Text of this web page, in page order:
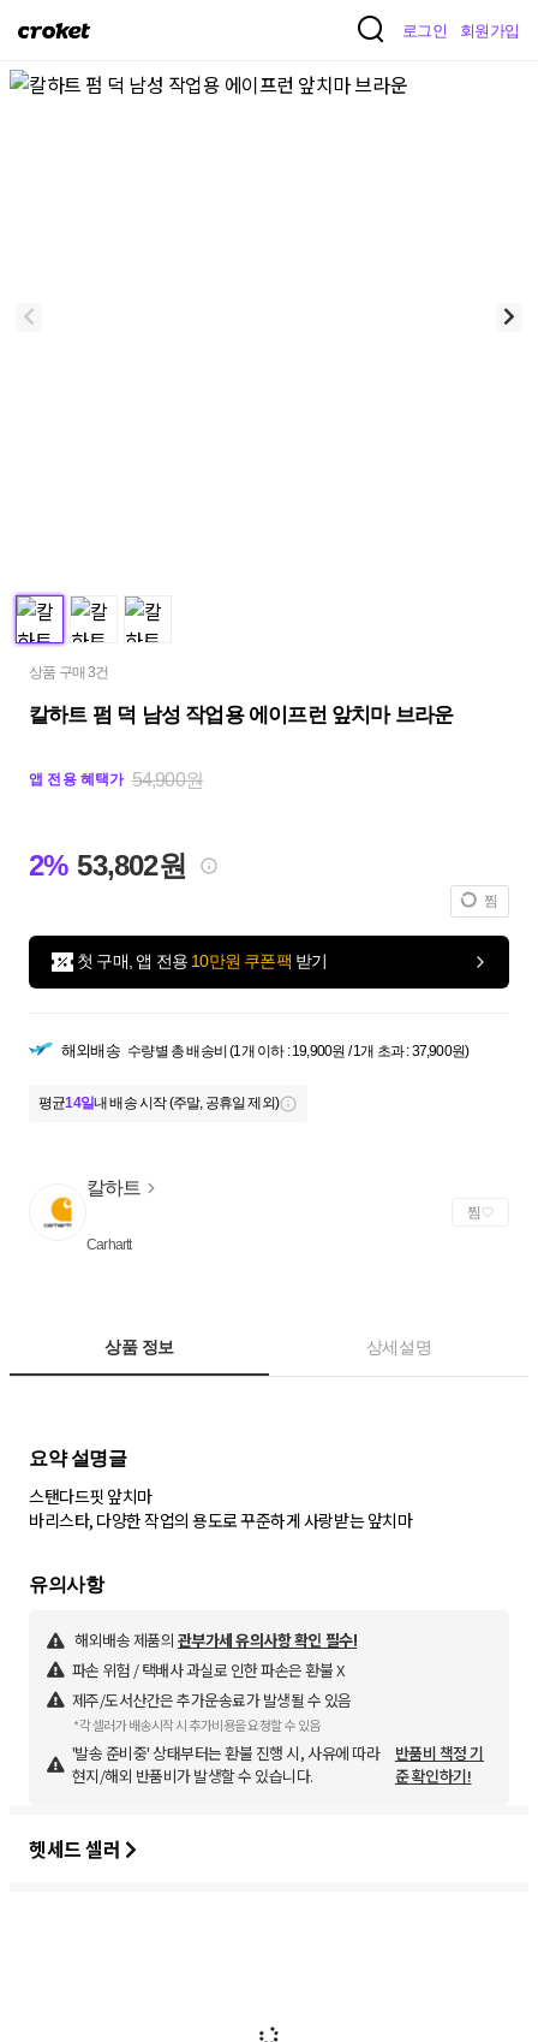
크
켓
로그인 회원가입
상품 구매 3건
칼하트 펌 덕 남성 작업용 에이프런 앞치마 브라운
앱 전용 혜택가 54,900원
2% 53,802원
찜
첫 구매, 앱 전용 10만원 쿠폰팩 받기
해외배송 수량별 총 배송비 (1개 이하 : 19,900원 / 1개 초과 : 37,900원)
평균14일내 배송 시작 (주말, 공휴일 제외)
칼하트
Carhartt
찜
상품 정보 상세설명
요약 설명글
스탠다드핏 앞치마
바리스타, 다양한 작업의 용도로 꾸준하게 사랑받는 앞치마
유의사항
해외배송 제품의 관부가세 유의사항 확인 필수!
파손 위험 / 택배사 과실로 인한 파손은 환불 X
제주/도서산간은 추가운송료가 발생될 수 있음
*각 셀러가 배송시작 시 추가비용을 요청할 수 있음
'발송 준비중' 상태부터는 환불 진행 시, 사유에 따라
현지/해외 반품비가 발생할 수 있습니다.
반품비 책정 기
준 확인하기!
헷세드 셀러